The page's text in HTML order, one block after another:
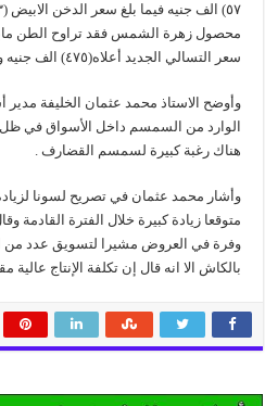
سعر التسالي الجديد أعلاه(٤٧٥) الف جنيه وادناه (٤٣٠) الف جنية للطن
وأوضح الاستاذ محمد عثمان الخليفة
الوارد من السمسم داخل الأسواق في ظل
هناك رغبة كبيرة لسمسم القضارف .
وأشار محمد عثمان في تصريح لسونا
متوقعا زيادة كبيرة خلال الفترة القادمة
وفرة في العروض مشيرا لتسويق عدد من
بالكاش الا انه قال إن تكلفة الإنتاج عالية